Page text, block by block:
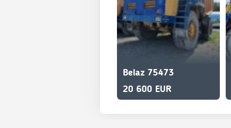
Belaz 75473
20 600 EUR